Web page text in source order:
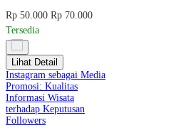
Rp 50.000 Rp 70.000
Tersedia
Lihat Detail
Instagram sebagai Media
Promosi: Kualitas
Informasi Wisata
terhadap Keputusan
Followers